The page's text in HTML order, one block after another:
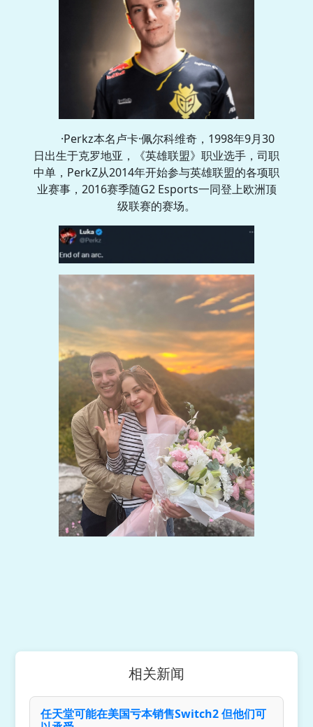
·Perkz本名卢卡·佩尔科维奇，1998年9月30
日出生于克罗地亚，《英雄联盟》职业选手，司职
中单，PerkZ从2014年开始参与英雄联盟的各项职
业赛事，2016赛季随G2 Esports一同登上欧洲顶
级联赛的赛场。
相关新闻
任天堂可能在美国亏本销售Switch2 但他们可